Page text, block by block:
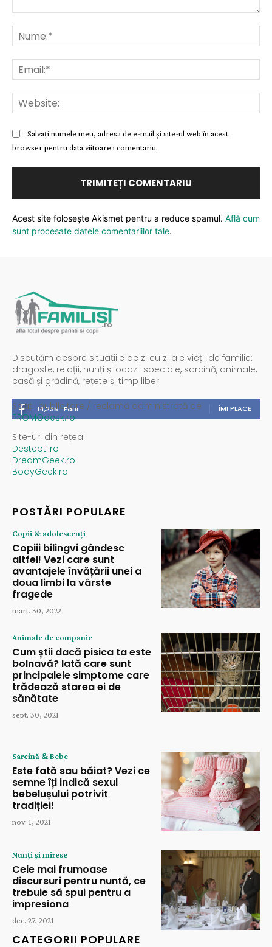
Salvați numele meu, adresa de e-mail și site-ul web în acest
browser pentru data viitoare i comentariu.
Acest site folosește Akismet pentru a reduce spamul. Află cum
sunt procesate datele comentariilor tale.
Discutăm despre situațiile de zi cu zi ale vieții de familie:
dragoste, relații, nunți și ocazii speciale, sarcină, animale,
casă și grădină, rețete și timp liber.
14,235 Fani ÎMI PLACE
Spații publicitare / reclamă administrată de
PROMOdesk.ro
Site-uri din rețea:
Destepti.ro
DreamGeek.ro
BodyGeek.ro
POSTĂRI POPULARE
Copii & adolescenți
Copiii bilingvi gândesc
altfel! Vezi care sunt
avantajele învățării unei a
doua limbi la vârste
fragede
mart. 30, 2022
Animale de companie
Cum știi dacă pisica ta este
bolnavă? Iată care sunt
principalele simptome care
trădează starea ei de
sănătate
sept. 30, 2021
Sarcină & Bebe
Este fată sau băiat? Vezi ce
semne îți indică sexul
bebelușului potrivit
tradiției!
nov. 1, 2021
Nunți și mirese
Cele mai frumoase
discursuri pentru nuntă, ce
trebuie să spui pentru a
impresiona
dec. 27, 2021
CATEGORII POPULARE